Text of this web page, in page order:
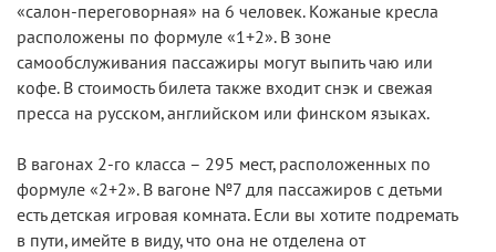
«салон-переговорная» на 6 человек. Кожаные кресла
расположены по формуле «1+2». В зоне
самообслуживания пассажиры могут выпить чаю или
кофе. В стоимость билета также входит снэк и свежая
пресса на русском, английском или финском языках.
В вагонах 2-го класса – 295 мест, расположенных по
формуле «2+2». В вагоне №7 для пассажиров с детьми
есть детская игровая комната. Если вы хотите подремать
в пути, имейте в виду, что она не отделена от